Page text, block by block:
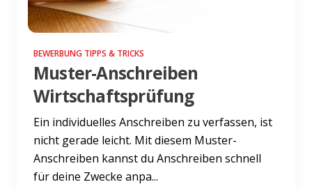
BEWERBUNG TIPPS & TRICKS
Muster-Anschreiben
Wirtschaftsprüfung
Ein individuelles Anschreiben zu verfassen, ist
nicht gerade leicht. Mit diesem Muster-
Anschreiben kannst du Anschreiben schnell
für deine Zwecke anpa...